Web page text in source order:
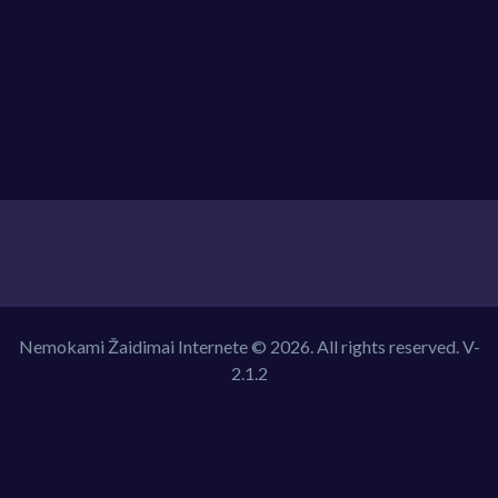
Nemokami Žaidimai Internete © 2026. All rights reserved.V-
2.1.2